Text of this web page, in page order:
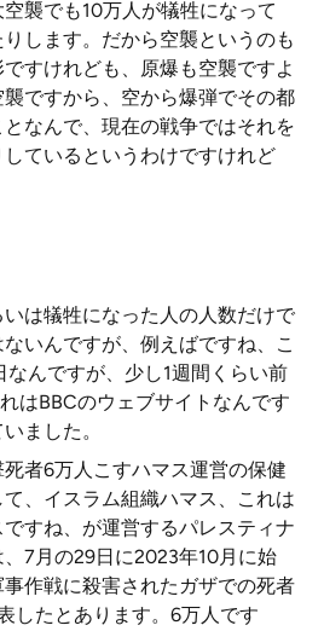
襲でも10万人が犠牲になって
します。だから空襲というのも
すけれども、原爆も空襲ですよ
ですから、空から爆弾でその都
なんで、現在の戦争ではそれを
しているというわけですけれど
は犠牲になった人の人数だけで
いんですが、例えばですね、こ
んですが、少し1週間くらい前
はBBCのウェブサイトなんです
ました。
者6万人こすハマス運営の保健
、イスラム組織ハマス、これは
すね、が運営するパレスティナ
7月の29日に2023年10月に始
作戦に殺害されたガザでの死者
したとあります。6万人です